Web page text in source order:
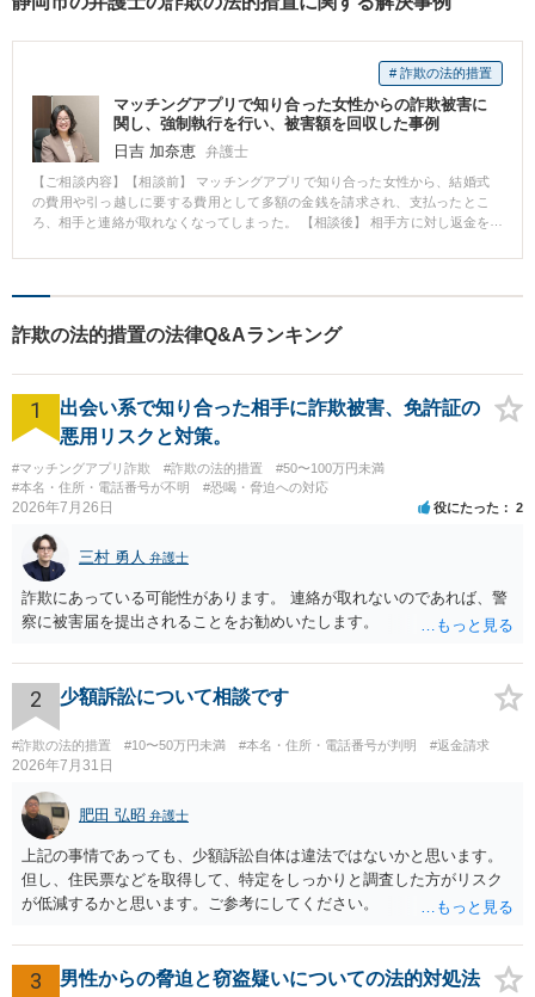
# 詐欺の法的措置
マッチングアプリで知り合った女性からの詐欺被害に
関し、強制執行を行い、被害額を回収した事例
日吉 加奈恵 弁護士
【ご相談内容】【相談前】 マッチングアプリで知り合った女性から、結婚式
の費用や引っ越しに要する費用として多額の金銭を請求され、支払ったとこ
ろ、相手と連絡が取れなくなってしまった。 【相談後】 相手方に対し返金を
所を伝えていない可能性があると考え、弁護士会照会を利用して相手の正確
行い、相手の口座を特定し、強制執行により被害額の9割を回収できた。 【先
生のコメント】 相手の素性が分からない場合でも、弁護士会照会という制度
ことができたとしても、被害額を回収できなければ無駄となってしまいま
す。当事務所では、被害額の回収のための強制執行までサポートいたしま
す。
詐欺の法的措置の法律Q&Aランキング
1
出会い系で知り合った相手に詐欺被害、免許証の
悪用リスクと対策。
#マッチングアプリ詐欺 #詐欺の法的措置
#50〜100万円未満
#本名・住所・電話番号が不明
#恐喝・脅迫への対応
2026年7月26日 役にたった 2
三村 勇人 弁護士
詐欺にあっている可能性があります。 連絡が取れないのであれば、警
察に被害届を提出されることをお勧めいたします。
2 少額訴訟について相談です
#詐欺の法的措置 #10〜50万円未満 #本名・住所・電話番号が判明 #返金請求
2026年7月31日
肥田 弘昭 弁護士
上記の事情であっても、少額訴訟自体は違法ではないかと思います。
但し、住民票などを取得して、特定をしっかりと調査した方がリスク
が低減するかと思います。ご参考にしてください。
3 男性からの脅迫と窃盗疑いについての法的対処法